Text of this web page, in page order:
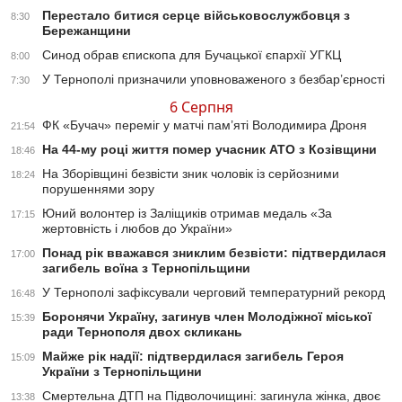
8:30
Перестало битися серце військовослужбовця з
Бережанщини
8:00 Синод обрав єпископа для Бучацької єпархії УГКЦ
7:30 У Тернополі призначили уповноваженого з безбар’єрності
6 Серпня
21:54 ФК «Бучач» переміг у матчі пам’яті Володимира Дроня
18:46 На 44-му році життя помер учасник АТО з Козівщини
18:24
На Зборівщині безвісти зник чоловік із серйозними
порушеннями зору
17:15
Юний волонтер із Заліщиків отримав медаль «За
жертовність і любов до України»
17:00
Понад рік вважався зниклим безвісти: підтвердилася
загибель воїна з Тернопільщини
16:48 У Тернополі зафіксували черговий температурний рекорд
15:39
Боронячи Україну, загинув член Молодіжної міської
ради Тернополя двох скликань
15:09
Майже рік надії: підтвердилася загибель Героя
України з Тернопільщини
13:38 Смертельна ДТП на Підволочищині: загинула жінка, двоє